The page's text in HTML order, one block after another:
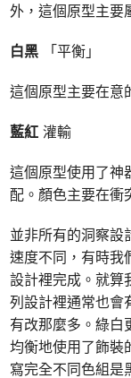
外，這個原型主要
白黑 「平衡」
這個原型主要在意
藍紅 灌輸
這個原型使用了神
配。顏色主要在衝
並非所有的洞察設
速度不同，有時我
設計裡完成。就算
列設計裡通常也會
有改那麼多。綠白
均衡地使用了飾裝
寫完全不同色組